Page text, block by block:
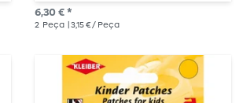
6,30 € *
2 Peça | 3,15 € / Peça